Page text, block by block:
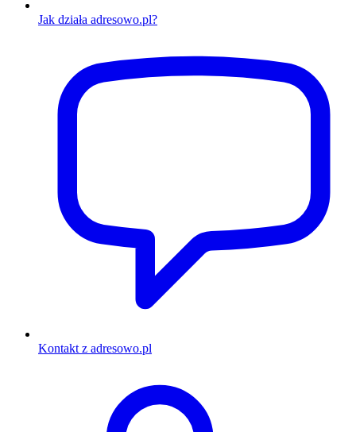
Jak działa adresowo.pl?
Kontakt z adresowo.pl